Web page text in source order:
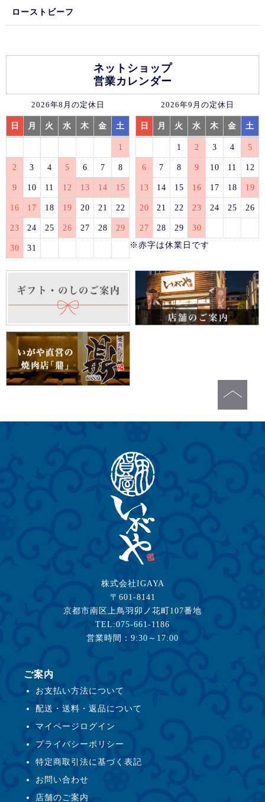
ローストビーフ
ネットショップ
営業カレンダー
2026年8月の定休日
日 月 火 水 木 金 土
1
2 3 4 5 6 7 8
9 10 11 12 13 14 15
16 17 18 19 20 21 22
23 24 25 26 27 28 29
30 31
2026年9月の定休日
日 月 火 水 木 金 土
1 2 3 4 5
6 7 8 9 10 11 12
13 14 15 16 17 18 19
20 21 22 23 24 25 26
27 28 29
30
※赤字は休業日です
株式会社IGAYA
〒601-8141
京都市南区上鳥羽卯ノ花町107番地
TEL:075-661-1186
営業時間：9:30～17:00
ご案内
お支払い方法について
配送・送料・返品について
マイページログイン
プライバシーポリシー
特定商取引法に基づく表記
お問い合わせ
店舗のご案内